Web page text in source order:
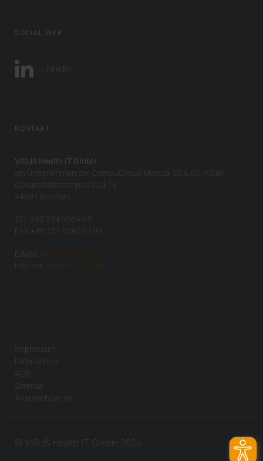
SOCIAL WEB
LinkedIn
KONTAKT
VISUS Health IT GmbH
ein Unternehmen der CompuGroup Medical SE & Co. KGaA
Gesundheitscampus-Süd 15
44801 Bochum
TEL +49 234 93693-0
FAX +49 234 93693-199
E-Mail:
info(at)visus.com
Internet:
www.visus.com
Impressum
Datenschutz
AGB
Sitemap
Ansprechpartner
© VISUS Health IT GmbH 2026